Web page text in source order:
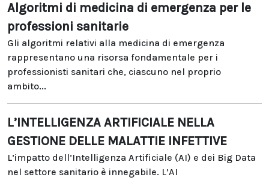
Algoritmi di medicina di emergenza per le
professioni sanitarie
Gli algoritmi relativi alla medicina di emergenza
rappresentano una risorsa fondamentale per i
professionisti sanitari che, ciascuno nel proprio
ambito...
L’INTELLIGENZA ARTIFICIALE NELLA
GESTIONE DELLE MALATTIE INFETTIVE
L’impatto dell’Intelligenza Artificiale (AI) e dei Big Data
nel settore sanitario è innegabile. L’AI